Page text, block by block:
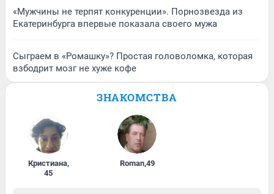
«Мужчины не терпят конкуренции». Порнозвезда из
Екатеринбурга впервые показала своего мужа
Сыграем в «Ромашку»? Простая головоломка, которая
взбодрит мозг не хуже кофе
ЗНАКОМСТВА
Кристиана,
45
Roman,49